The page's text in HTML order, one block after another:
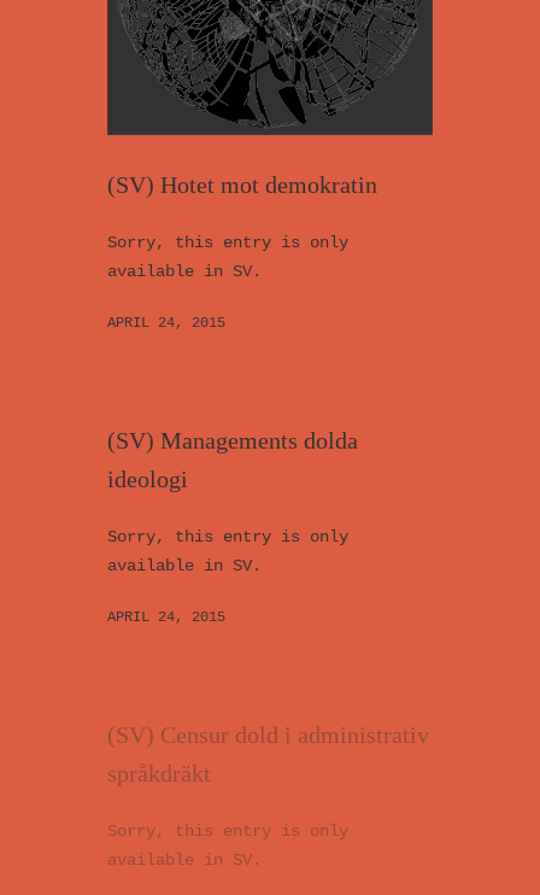
(SV) Hotet mot demokratin
Sorry, this entry is only
available in SV.
APRIL 24, 2015
(SV) Managements dolda
ideologi
Sorry, this entry is only
available in SV.
APRIL 24, 2015
(SV) Censur dold i administrativ
språkdräkt
Sorry, this entry is only
available in SV.